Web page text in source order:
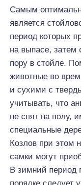
Самым
является
период которых
на выпасе,
пору в стойле.
животные во
и сухими с
учитывать, что
не спят на полу,
специальные
Козлов при этом
самки могут
В зимний период